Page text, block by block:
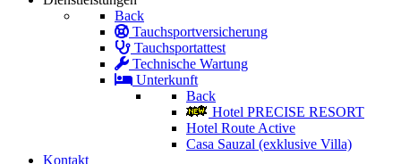
Back
Tauchsportversicherung
Tauchsportattest
Technische Wartung
Unterkunft
Back
Hotel PRECISE RESORT
Hotel Route Active
Casa Sauzal (exklusive Villa)
Kontakt